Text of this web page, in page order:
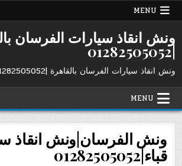
Skip
MENU
ونش انقاذ سيارات الفرسان
|01282505052
ونش انقاذ سيارات الفرسان بالقاهرة |01282505052
MENU
ونش الفرسان|ونش انقاذ
قباء|01282505052